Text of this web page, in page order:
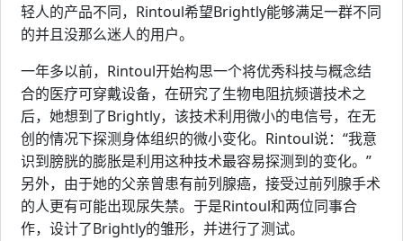
轻人的产品不同，Rintoul希望Brightly能够满足一群不同
的并且没那么迷人的用户。
一年多以前，Rintoul开始构思一个将优秀科技与概念结
合的医疗可穿戴设备，在研究了生物电阻抗频谱技术之
后，她想到了Brightly，该技术利用微小的电信号，在无
创的情况下探测身体组织的微小变化。Rintoul说：“我意
识到膀胱的膨胀是利用这种技术最容易探测到的变化。”
另外，由于她的父亲曾患有前列腺癌，接受过前列腺手术
的人更有可能出现尿失禁。于是Rintoul和两位同事合
作，设计了Brightly的雏形，并进行了测试。